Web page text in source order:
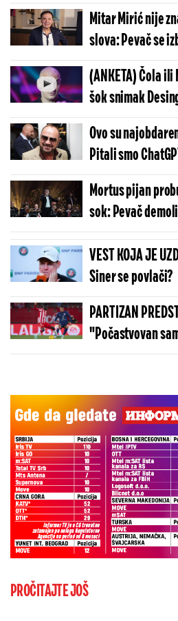
Mitar Mirić nije
slova: Pevač se
(ANKETA) Čola
šok snimak
koga vam liči?
Ovo su
Pitali smo
Mortus pijan
sok: Pevač
VEST KOJA JE
Siner se povlači?
PARTIZAN
"Počastvovan
sa velikom
PROČITAJTE JOŠ